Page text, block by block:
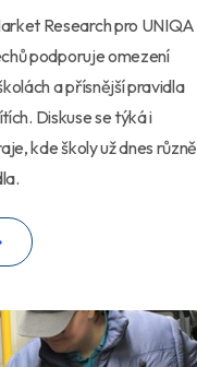
Research pro UNIQA
podporuje omezení
a přísnější pravidla
Diskuse se týká i
kde školy už dnes různě